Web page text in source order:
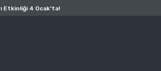
Etkinliği 4 Ocak’ta!